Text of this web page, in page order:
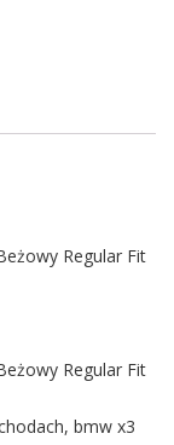
Regular Fit
Regular Fit
bmw x3